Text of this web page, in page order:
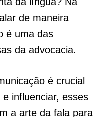
de maneira
é uma das
da advocacia.
é crucial
influenciar, esses
a arte da fala para